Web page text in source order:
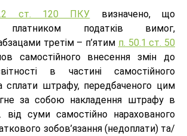
ст. 120 ПКУ визначено, що
платником податків вимог,
третім – п’ятим п. 50.1 ст. 50
самостійного внесення змін до
в частині самостійного
сплати штрафу, передбаченого цим
за собою накладення штрафу в
від суми самостійно нарахованого
зобов’язання (недоплати) та/